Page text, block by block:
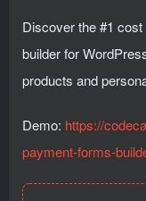
Discover the #1
builder for
products and
Demo: https://
payment-forms-